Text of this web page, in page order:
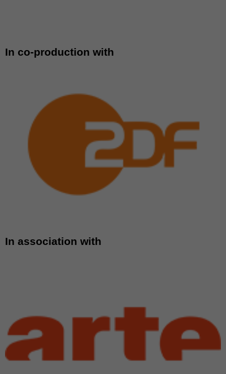
In co-production with
In association with